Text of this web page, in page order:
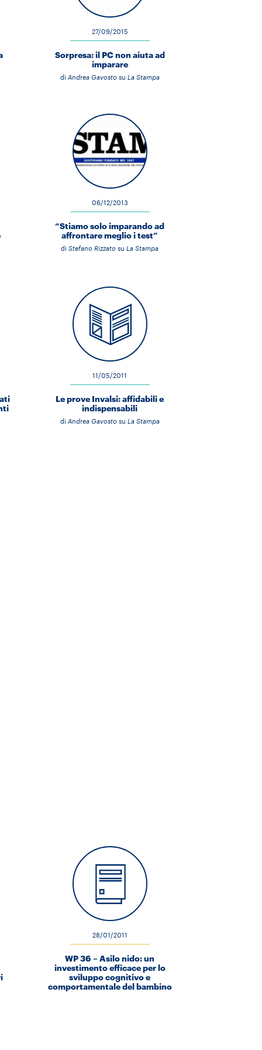
27/09/2015
Sorpresa: il PC non aiuta ad
imparare
di Andrea Gavosto su La Stampa
06/12/2013
“Stiamo solo imparando ad
affrontare meglio i test”
diStefano Rizzatosu La Stampa
11/05/2011
Le prove Invalsi: affidabili e
indispensabili
di Andrea Gavosto su La Stampa
28/01/2011
WP 36 – Asilo nido: un
investimento efficace per lo
sviluppo cognitivo e
comportamentale del bambino